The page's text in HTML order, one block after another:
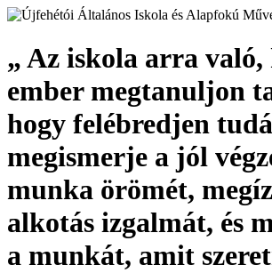
„ Az iskola arra való,
ember megtanuljon
hogy felébredjen
megismerje a jól
munka örömét,
alkotás izgalmát, és
a munkát, amit